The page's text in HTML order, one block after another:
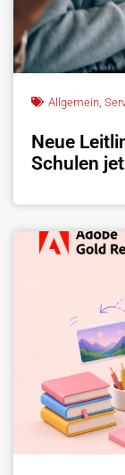
Allgemein
Neue
Schulen